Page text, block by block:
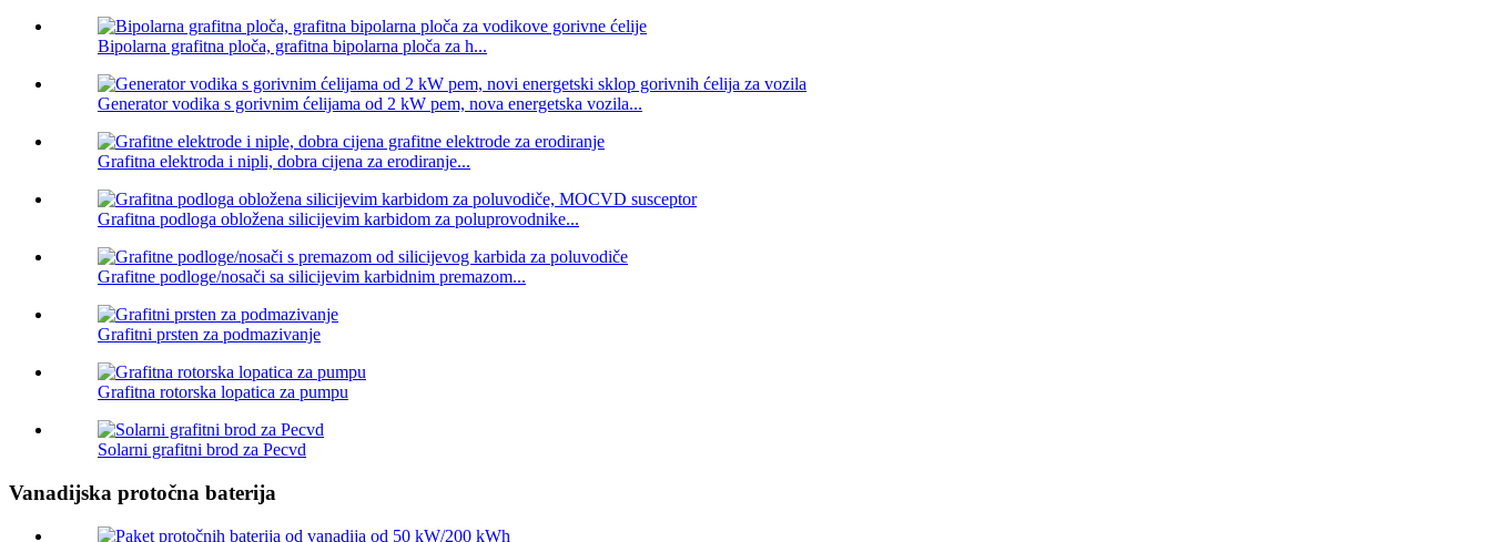
Bipolarna grafitna ploča, grafitna bipolarna ploča za h...
Generator vodika s gorivnim ćelijama od 2 kW pem, nova energetska vozila...
Grafitna elektroda i nipli, dobra cijena za erodiranje...
Grafitna podloga obložena silicijevim karbidom za poluprovodnike...
Grafitne podloge/nosači sa silicijevim karbidnim premazom...
Grafitni prsten za podmazivanje
Grafitna rotorska lopatica za pumpu
Solarni grafitni brod za Pecvd
Vanadijska protočna baterija